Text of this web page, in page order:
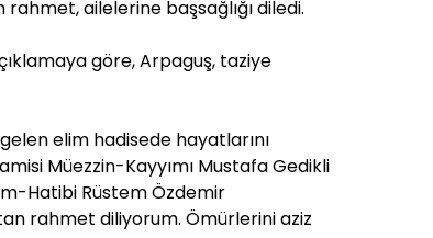
ailelerine başsağlığı diledi.
göre, Arpaguş, taziye
elim hadisede hayatlarını
Müezzin-Kayyımı Mustafa Gedikli
Hatibi Rüstem Özdemir
rahmet diliyorum. Ömürlerini aziz